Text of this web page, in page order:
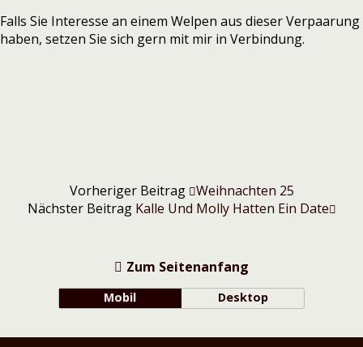
Falls Sie Interesse an einem Welpen aus dieser Verpaarung
haben, setzen Sie sich gern mit mir in Verbindung.
Vorheriger Beitrag Weihnachten 25
Nächster Beitrag Kalle Und Molly Hatten Ein Date
Zum Seitenanfang
Mobil Desktop